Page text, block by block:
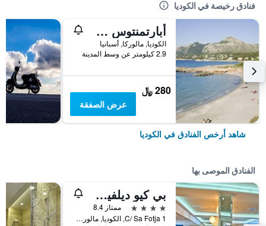
فنادق رخيصة في الكوديا
أبارتمنتوس سيستا آي
الكوديا, مالوركا, أسبانيا
2.9 كيلومتر عن وسط المدينة
280 ﷼
عرض الصفقة
شاهد أرخص الفنادق في الكوديا
الفنادق الموصى بها
بي كيو ديلفين أزول هوتل
4 نجوم
ممتاز 8.4
C/ Sa Fotja 1, الكوديا, مالوركا, أسبانيا